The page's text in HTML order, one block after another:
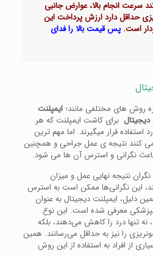
سرعت انجام بالا، عوارض جانبی
حداقل دارد ارزش پرداخت این
است. پس قیمت بالا را فدای
روش های مختلفی مانند؛ ایمپلنت
دیجیتال برای کاشت ایمپلنت که هر
استفاده قرار میگیرند. اما مهم ترین
می کنند نتیجه ی عمل جراحی و همچنین
نگرانی و استرس آن ها می شود.
نگران نتیجه نهایی عمل و میزان
این نگرانی‌ها ممکن است به استرس
دلیل، ایمپلنت دیجیتال به عنوان
معرفی شده است. این نوع
تنها درد را کاهش می‌دهند، بلکه
را نیز به حداقل می‌رسانند. همین
از افراد به استفاده از این روش